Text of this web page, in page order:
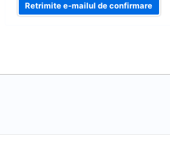
Retrimite e-mailul de confirmare